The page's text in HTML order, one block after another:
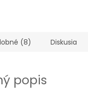
(8) Diskusia
popis